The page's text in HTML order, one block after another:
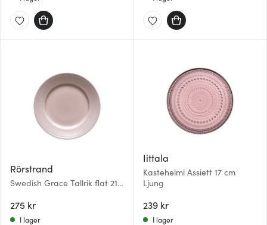
Rörstrand
Swedish Grace Tallrik flat 21
275 kr
I lager
Iittala
Kastehelmi Assiett 17 cm
Ljung
239 kr
I lager